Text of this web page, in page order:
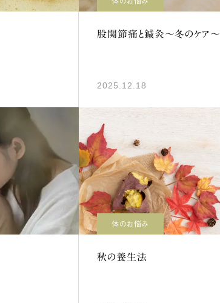
股関節痛と鍼灸～冬のケア～
2025.12.18
体のお悩み
秋の養生法